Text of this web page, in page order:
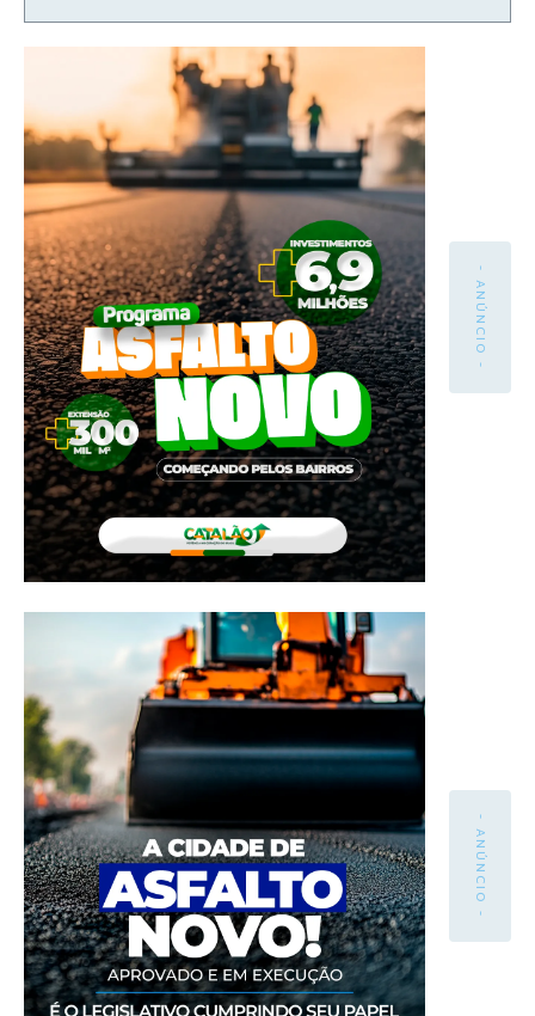
- ANÚNCIO -
- ANÚNCIO -